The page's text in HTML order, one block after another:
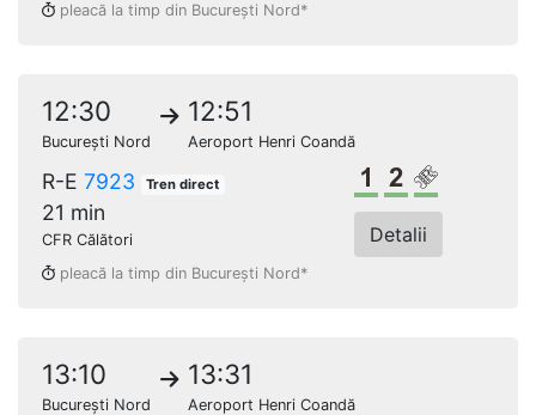
pleacă la timp din București Nord*
12:30
București Nord
12:51
Aeroport Henri Coandă
R-E 7923 Tren direct
21 min
CFR Călători
Clasa 1Clasa a 2-a
Loc
Detalii
pleacă la timp din București Nord*
13:10
București Nord
13:31
Aeroport Henri Coandă